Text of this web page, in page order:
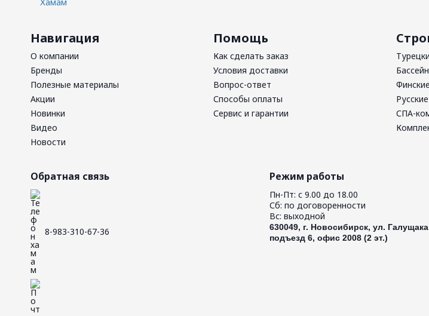
Навигация
О компании
Бренды
Полезные материалы
Акции
Новинки
Видео
Новости
Помощь
Как сделать заказ
Условия доставки
Вопрос-ответ
Способы оплаты
Сервис и гарантии
СПА-
Обратная связь
8-983-310-67-36
Режим работы
Пн-Пт: с 9.00 до 18.00
Сб: по договоренности
Вс: выходной
630049, г. Новосибирск, ул.
подъезд 6, офис 2008 (2 эт.)